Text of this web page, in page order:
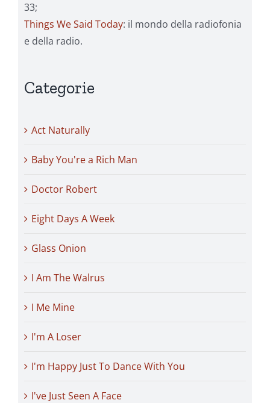
33;
Things We Said Today: il mondo della radiofonia
e della radio.
Categorie
Act Naturally
Baby You're a Rich Man
Doctor Robert
Eight Days A Week
Glass Onion
I Am The Walrus
I Me Mine
I'm A Loser
I'm Happy Just To Dance With You
I've Just Seen A Face